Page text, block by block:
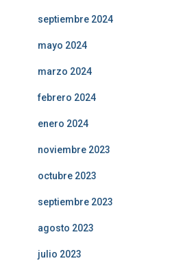
septiembre 2024
mayo 2024
marzo 2024
febrero 2024
enero 2024
noviembre 2023
octubre 2023
septiembre 2023
agosto 2023
julio 2023